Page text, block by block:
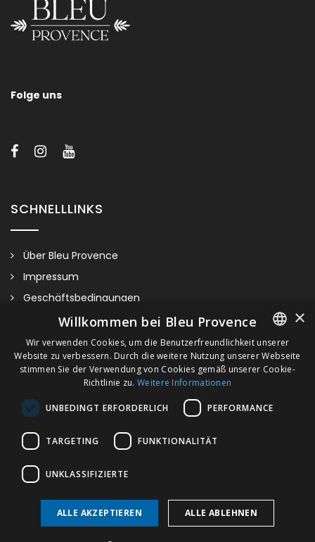
Bitte kontaktieren Sie uns für alle Informationen zu den Größen,
Befestigungen und/oder Oberflächen unserer Sanitärprodukte.
Aufsatzwaschbecken 56 Cm
Befestigungen und/oder Oberflächen unserer Sanitärprodukte.
Folge uns
SCHNELLLINKS
Über Bleu Provence
Impressum
Geschäftsbedingungen
Kontaktieren Sie uns
Besuchen Sie unseren Showroom
Plan du site
Copyright © 2026 Bleu Provence
FRENCH
GERMAN
×
Willkommen bei Bleu Provence
Wir verwenden Cookies, um die Benutzerfreundlichkeit unserer
Website zu verbessern. Durch die weitere Nutzung unserer Webseite
stimmen Sie der Verwendung von Cookies gemäß unserer Cookie-
Richtlinie zu. Weitere Informationen
UNBEDINGT ERFORDERLICH PERFORMANCE
TARGETING FUNKTIONALITÄT
UNKLASSIFIZIERTE
ALLE AKZEPTIEREN ALLE ABLEHNEN